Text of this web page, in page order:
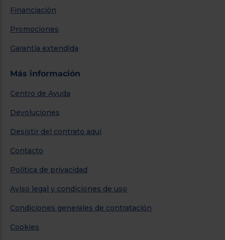
Financiación
Promociones
Garantía extendida
Más información
Centro de Ayuda
Devoluciones
Desistir del contrato aquí
Contacto
Política de privacidad
Aviso legal y condiciones de uso
Condiciones generales de contratación
Cookies